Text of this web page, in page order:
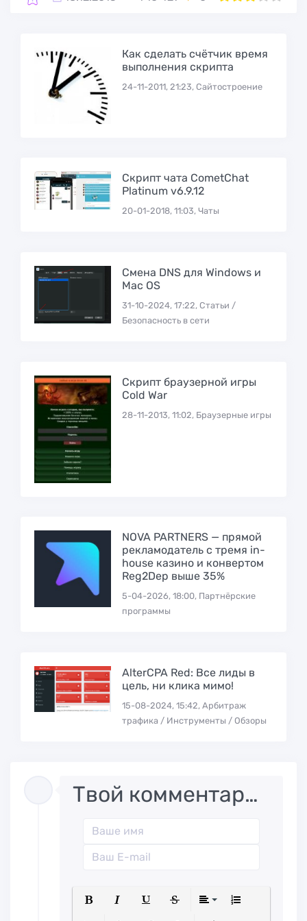
Как сделать счётчик время
выполнения скрипта
24-11-2011, 21:23, Сайтостроение
Скрипт чата CometChat
Platinum v6.9.12
20-01-2018, 11:03, Чаты
Смена DNS для Windows и
Mac OS
31-10-2024, 17:22, Статьи /
Безопасность в сети
Скрипт браузерной игры
Cold War
28-11-2013, 11:02, Браузерные игры
NOVA PARTNERS — прямой
рекламодатель с тремя in-
house казино и конвертом
Reg2Dep выше 35%
5-04-2026, 18:00, Партнёрские
программы
AlterCPA Red: Все лиды в
цель, ни клика мимо!
15-08-2024, 15:42, Арбитраж
трафика / Инструменты / Обзоры
Твой комментарий..